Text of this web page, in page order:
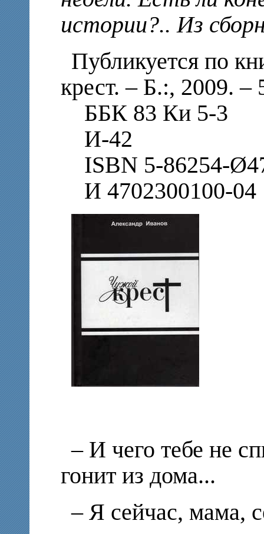
истории?.. Из
Публикуется по
крест. – Б.:, 2009. –
ББК 83 Ки 5-3
И-42
ISBN 5-86254-
И 4702300100-04
– И чего тебе не
гонит из дома...
– Я сейчас, мама,